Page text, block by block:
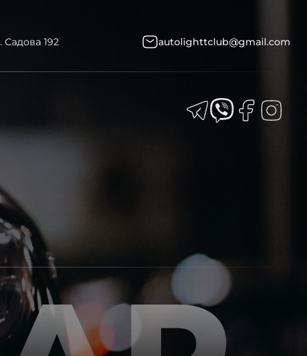
Садова 192 autolighttclub@gmail.com